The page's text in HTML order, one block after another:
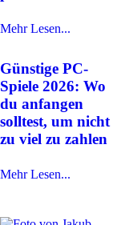
Mehr Lesen...
Günstige PC-
Spiele 2026: Wo
du anfangen
solltest, um nicht
zu viel zu zahlen
Mehr Lesen...